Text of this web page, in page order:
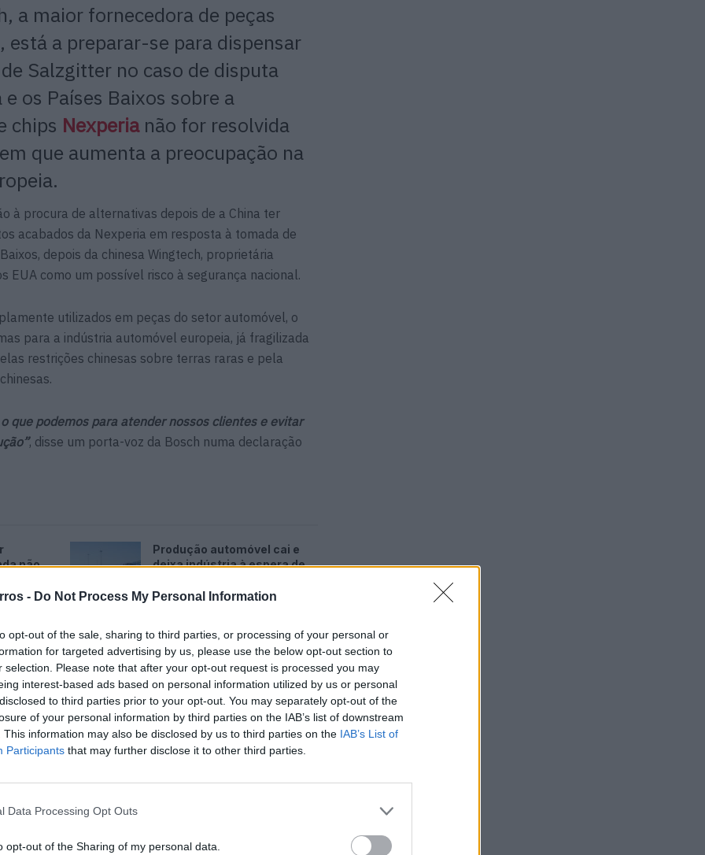
- Do Not Process My Personal Information
opt-out of the sale, sharing to third parties, or processing of your personal or
for targeted advertising by us, please use the below opt-out section to
selection. Please note that after your opt-out request is processed you may
interest-based ads based on personal information utilized by us or personal
to third parties prior to your opt-out. You may separately opt-out of the
of your personal information by third parties on the IAB’s list of downstream
This information may also be disclosed by us to third parties on the IAB’s List of
Participants that may further disclose it to other third parties.
Data Processing Opt Outs
opt-out of the Sharing of my personal data.
a maior fornecedora de peças
a preparar-se para dispensar
Salzgitter no caso de disputa
os Países Baixos sobre a
chips Nexperianão for resolvida
que aumenta a preocupação na
à procura de alternativas depois de a China ter
acabados da Nexperia em resposta à tomada de
depois da chinesa Wingtech, proprietária
EUA como um possível risco à segurança nacional.
utilizados em peças do setor automóvel, o
para a indústria automóvel europeia, já fragilizada
restrições chinesas sobre terras raras e pela
que podemos para atender nossos clientes e evitar
, disse um porta-voz da Bosch numa declaração
não
Produção automóvel cai e
deixa indústria à espera de
06/08/2026
Revuelto SV faz história no
Hockenheimring antes da
estreia
06/08/2026
horário de trabalho nas nossas unidades de
a preparar-nos para o fazer, principalmente na